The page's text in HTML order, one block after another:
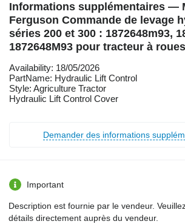
Informations supplémentaires —
Ferguson Commande de levage
séries 200 et 300 : 1872648m93,
1872648M93 pour tracteur à roues
Availability: 18/05/2026
PartName: Hydraulic Lift Control
Style: Agriculture Tractor
Hydraulic Lift Control Cover
Demander des informations
Important
Description est fournie par le vendeur.
détails directement auprès du vendeur.